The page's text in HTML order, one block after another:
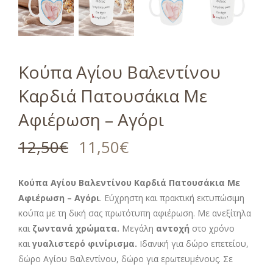
Κούπα Αγίου Βαλεντίνου
Καρδιά Πατουσάκια Με
Αφιέρωση – Αγόρι
12,50€ 11,50€
Κούπα Αγίου Βαλεντίνου Καρδιά Πατουσάκια Με
Αφιέρωση – Αγόρι. Εύχρηστη και πρακτική εκτυπώσιμη
κούπα με τη δική σας πρωτότυπη αφιέρωση. Με ανεξίτηλα
και ζωντανά χρώματα. Μεγάλη αντοχή στο χρόνο
και γυαλιστερό φινίρισμα. Ιδανική για δώρο επετείου,
δώρο Αγίου Βαλεντίνου, δώρο για ερωτευμένους. Σε